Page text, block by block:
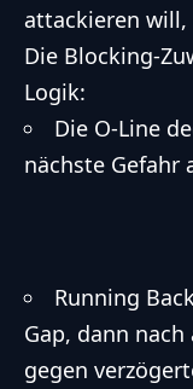
attackieren will,
Die Blocking-
Logik:
Die O-Line
nächste Gefahr
Running
Gap, dann
gegen